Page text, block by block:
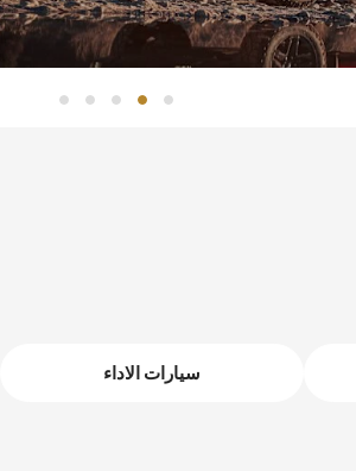
سيارات الاداء